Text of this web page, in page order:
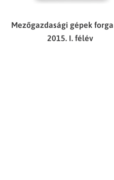
Mezőgazdasági gépek
2015. I. félév